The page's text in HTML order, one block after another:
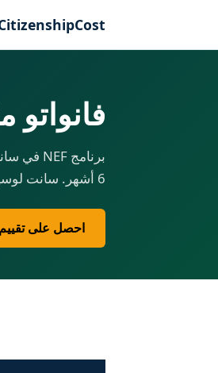
فانواتو
6 أشهر. سانت لوسيا تتيح شنغن والمملكة المتحدة — فانواتو لا.
احصل على